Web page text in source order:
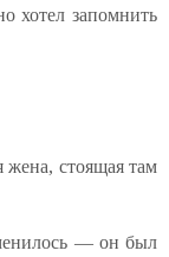
хотел запомнить
жена, стоящая там
— он был